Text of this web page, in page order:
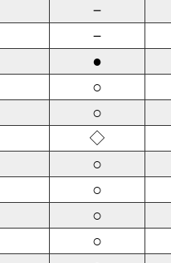
－
－
●
○
○
◇
○
○
○
○